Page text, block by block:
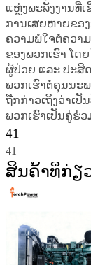
ແຫຼ່ງພະລັງງານທີ່
ການເສຍຫາຍຂອ
ຄວາມພໍໃຈຕໍ່ຄວາ
ຂອງພວກເຮົາ ໂດ
ຜູ້ປ່ວຍ ແລະ ປະສິ
ພວກເຮົາຕໍ່ຄຸນນະ
ຖືກກ່າວເຖິງວ່າເ
ພວກເຮົາເປັນຄູ່ຮ່
41
41
ສິນຄ້າທີ່ກ່ຽ